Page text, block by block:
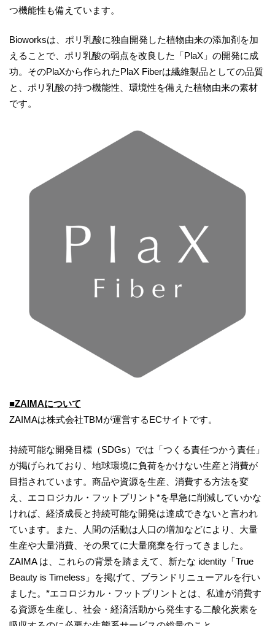
つ機能性も備えています。
Bioworksは、ポリ乳酸に独自開発した植物由来の添加剤を加
えることで、ポリ乳酸の弱点を改良した「PlaX」の開発に成
功。そのPlaXから作られたPlaX Fiberは繊維製品としての品質
と、ポリ乳酸の持つ機能性、環境性を備えた植物由来の素材
です。
■ZAIMAについて
ZAIMAは株式会社TBMが運営するECサイトです。
持続可能な開発目標（SDGs）では「つくる責任つかう責任」
が掲げられており、地球環境に負荷をかけない生産と消費が
目指されています。商品や資源を生産、消費する方法を変
え、エコロジカル・フットプリント*を早急に削減していかな
ければ、経済成長と持続可能な開発は達成できないと言われ
ています。また、人間の活動は人口の増加などにより、大量
生産や大量消費、その果てに大量廃棄を行ってきました。
ZAIMA は、これらの背景を踏まえて、新たな identity「True
Beauty is Timeless」を掲げて、ブランドリニューアルを行い
ました。*エコロジカル・フットプリントとは、私達が消費す
る資源を生産し、社会・経済活動から発生する二酸化炭素を